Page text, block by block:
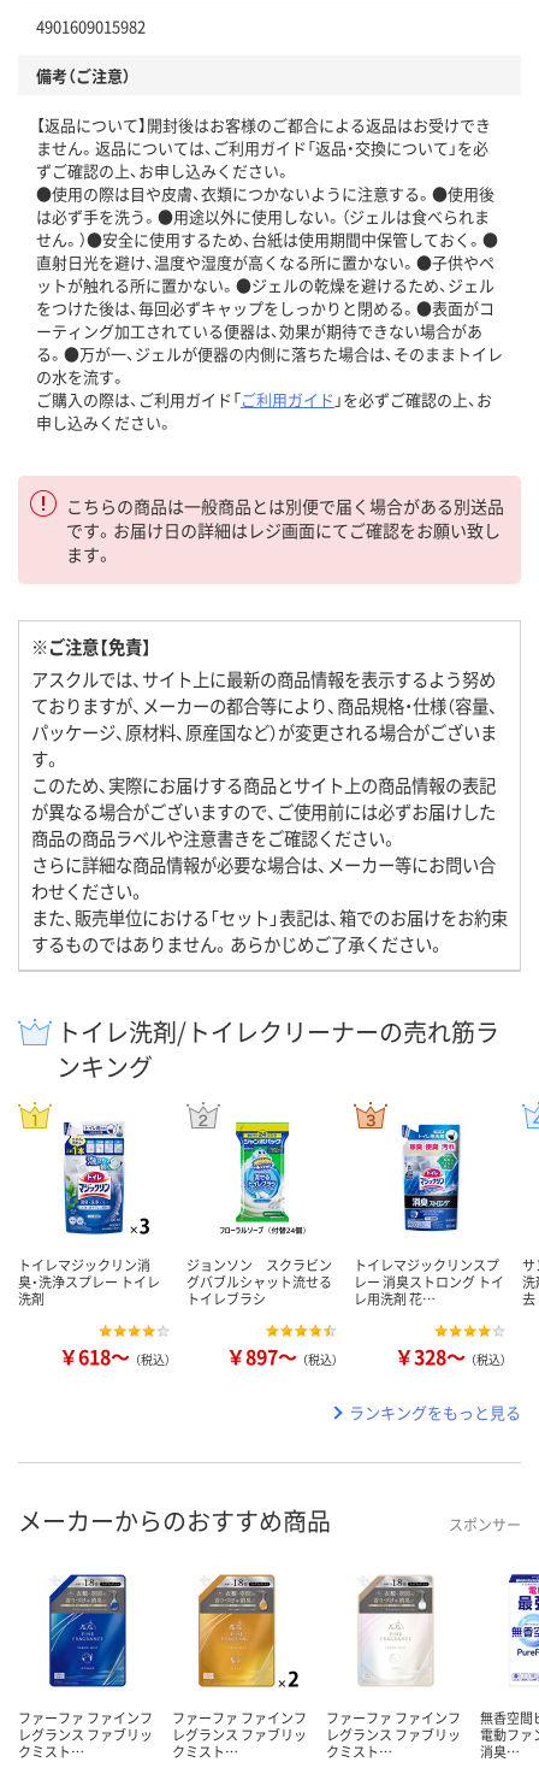
4901609015982
備考（ご注意）
【返品について】開封後はお客様のご都合による返品はお受けでき
ません。返品については、ご利用ガイド「返品・交換について」を必
ずご確認の上、お申し込みください。
●使用の際は目や皮膚、衣類につかないように注意する。●使用後
は必ず手を洗う。●用途以外に使用しない。（ジェルは食べられま
せん。）●安全に使用するため、台紙は使用期間中保管しておく。●
直射日光を避け、温度や湿度が高くなる所に置かない。●子供やペ
ットが触れる所に置かない。●ジェルの乾燥を避けるため、ジェル
をつけた後は、毎回必ずキャップをしっかりと閉める。●表面がコ
ーティング加工されている便器は、効果が期待できない場合があ
る。●万が一、ジェルが便器の内側に落ちた場合は、そのままトイレ
の水を流す。
ご購入の際は、ご利用ガイド「ご利用ガイド 」を必ずご確認の上、お
申し込みください。
こちらの商品は一般商品とは別便で届く場合がある別送品
です。お届け日の詳細はレジ画面にてご確認をお願い致し
ます。
※ご注意【免責】
アスクルでは、サイト上に最新の商品情報を表示するよう努め
ておりますが、メーカーの都合等により、商品規格・仕様（容量、
パッケージ、原材料、原産国など）が変更される場合がございま
す。
このため、実際にお届けする商品とサイト上の商品情報の表記
が異なる場合がございますので、ご使用前には必ずお届けした
商品の商品ラベルや注意書きをご確認ください。
さらに詳細な商品情報が必要な場合は、メーカー等にお問い合
わせください。
また、販売単位における「セット」表記は、箱でのお届けをお約束
するものではありません。あらかじめご了承ください。
トイレ洗剤/トイレクリーナーの売れ筋ラ
ンキング
トイレマジックリン消
臭・洗浄スプレー トイレ
洗剤
￥618～ （税込）
ジョンソン スクラビン
グバブルシャット流せる
トイレブラシ
￥897～ （税込）
トイレマジックリンスプ
レー 消臭ストロング トイ
レ用洗剤 花…
￥328～ （税込）
サ
洗
去
ランキングをもっと見る
メーカーからのおすすめ商品 スポンサー
ファーファ ファインフ
レグランス ファブリッ
クミスト…
ファーファ ファインフ
レグランス ファブリッ
クミスト…
ファーファ ファインフ
レグランス ファブリッ
クミスト…
無香空間
電動ファ
消臭…